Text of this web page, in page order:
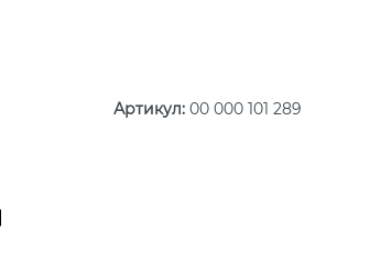
Артикул: 00 000 101 289